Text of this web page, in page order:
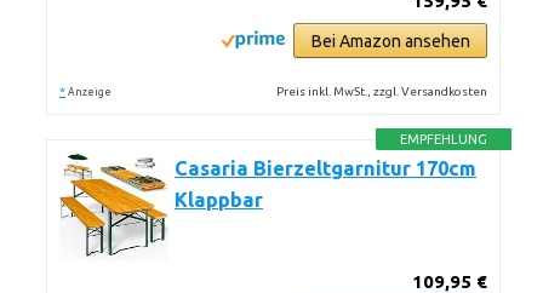
Bei Amazon ansehen
* Anzeige Preis inkl. MwSt., zzgl. Versandkosten
EMPFEHLUNG
Casaria Bierzeltgarnitur 170cm
Klappbar
109,95 €